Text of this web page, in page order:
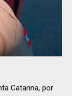
Catarina, por